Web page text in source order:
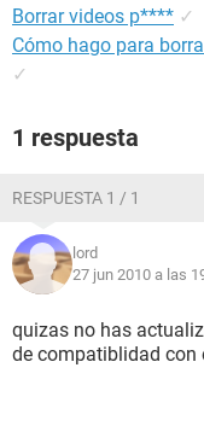
Borrar videos p**** ✓
Cómo hago para
✓
1 respuesta
RESPUESTA 1 / 1
lord
27 jun 2010 a las
quizas no has
de compatiblidad con